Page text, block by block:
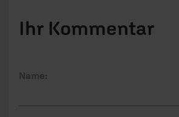
Ihr Kommentar
Name: